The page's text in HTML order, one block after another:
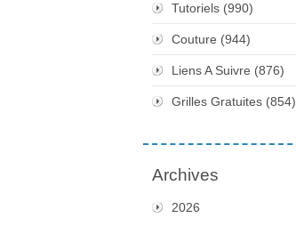
Tutoriels (990)
Couture (944)
Liens A Suivre (876)
Grilles Gratuites (854)
Archives
2026